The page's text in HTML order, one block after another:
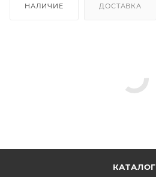
НАЛИЧИЕ ДОСТАВКА
КАТАЛОГ